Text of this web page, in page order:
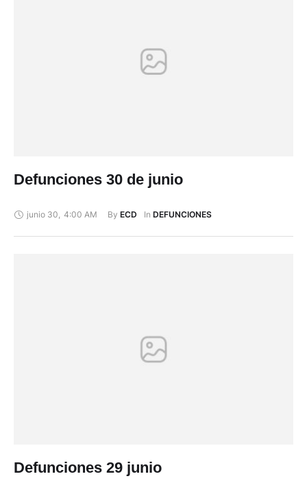
Defunciones 30 de junio
junio 30 4:00 AM By ECD In DEFUNCIONES
Defunciones 29 junio